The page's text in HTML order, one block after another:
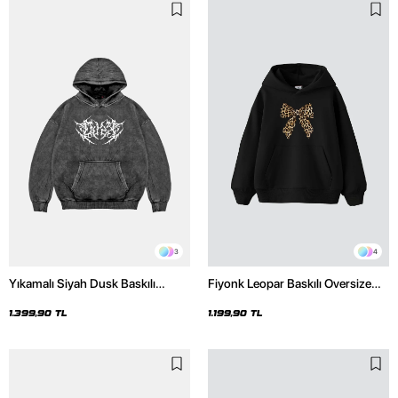
3
Yıkamalı Siyah Dusk Baskılı
1.399,90 TL
4
Fiyonk Leopar Baskılı Oversize
1.199,90 TL